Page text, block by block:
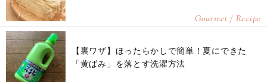
Gourmet / Recipe
【裏ワザ】ほったらかしで簡単！夏にできた
「黄ばみ」を落とす洗濯方法